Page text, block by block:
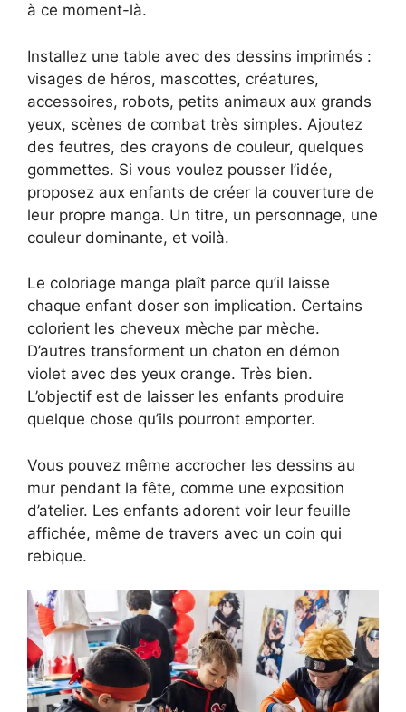
à ce moment-là.
Installez une table avec des dessins imprimés :
visages de héros, mascottes, créatures,
accessoires, robots, petits animaux aux grands
yeux, scènes de combat très simples. Ajoutez
des feutres, des crayons de couleur, quelques
gommettes. Si vous voulez pousser l’idée,
proposez aux enfants de créer la couverture de
leur propre manga. Un titre, un personnage, une
couleur dominante, et voilà.
Le coloriage manga plaît parce qu’il laisse
chaque enfant doser son implication. Certains
colorient les cheveux mèche par mèche.
D’autres transforment un chaton en démon
violet avec des yeux orange. Très bien.
L’objectif est de laisser les enfants produire
quelque chose qu’ils pourront emporter.
Vous pouvez même accrocher les dessins au
mur pendant la fête, comme une exposition
d’atelier. Les enfants adorent voir leur feuille
affichée, même de travers avec un coin qui
rebique.